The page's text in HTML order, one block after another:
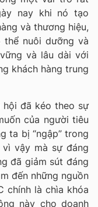
nay khi nó tạo
và thương hiệu,
nuôi dưỡng và
và lâu dài với
khách hàng trung
đã kéo theo sự
của người tiêu
ta bị “ngập” trong
vì vậy mà sự đáng
đã giảm sút đáng
đến những nguồn
chính là chìa khóa
này cho doanh